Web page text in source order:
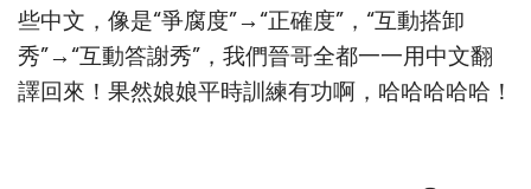
些中文，像是“爭腐度”→“正確度”，“互動搭卸
秀”→“互動答謝秀”，我們晉哥全都一一用中文翻
譯回來！果然娘娘平時訓練有功啊，哈哈哈哈哈！